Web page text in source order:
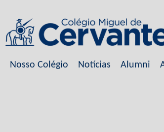
Nosso Colégio Notícias Alumni